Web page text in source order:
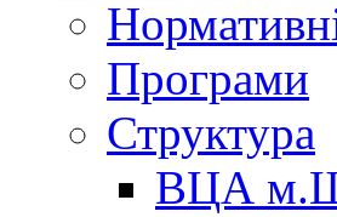
Програми
Структура
ВЦА